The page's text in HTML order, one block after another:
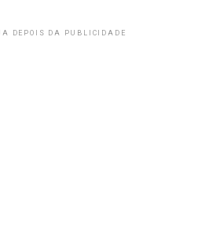
DEPOIS DA PUBLICIDADE